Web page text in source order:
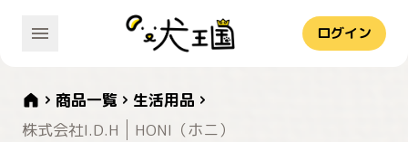
ログイン
商品一覧
生活用品
株式会社I.D.H
HONI（ホニ）